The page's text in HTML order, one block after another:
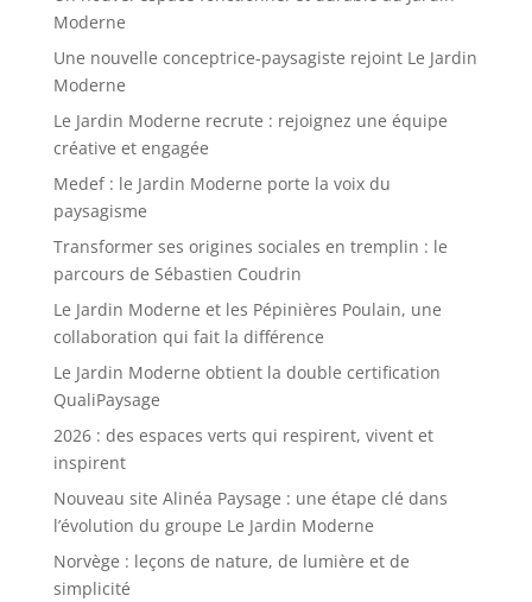
Moderne
Une nouvelle conceptrice-paysagiste rejoint Le Jardin
Moderne
Le Jardin Moderne recrute : rejoignez une équipe
créative et engagée
Medef : le Jardin Moderne porte la voix du
paysagisme
Transformer ses origines sociales en tremplin : le
parcours de Sébastien Coudrin
Le Jardin Moderne et les Pépinières Poulain, une
collaboration qui fait la différence
Le Jardin Moderne obtient la double certification
QualiPaysage
2026 : des espaces verts qui respirent, vivent et
inspirent
Nouveau site Alinéa Paysage : une étape clé dans
l’évolution du groupe Le Jardin Moderne
Norvège : leçons de nature, de lumière et de
simplicité